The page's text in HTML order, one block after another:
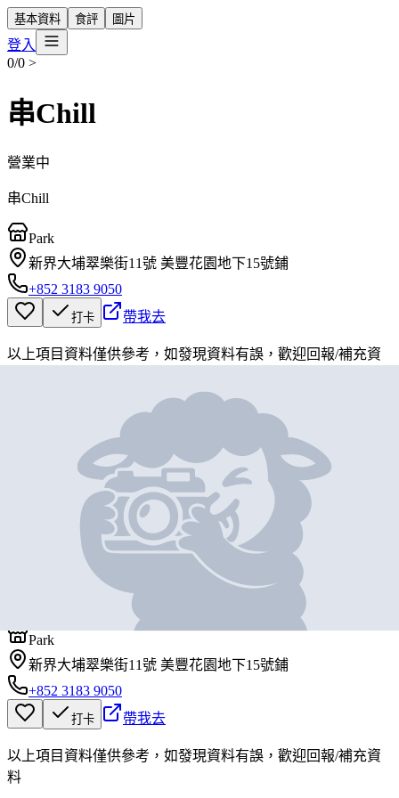
基本資料 食評 圖片
登入
0/0 >
串Chill
營業中
串Chill
Park
新界大埔翠樂街11號 美豐花園地下15號鋪
+852 3183 9050
打卡 帶我去
以上項目資料僅供參考，如發現資料有誤，歡迎回報/補充資
串Chill
Park
新界大埔翠樂街11號 美豐花園地下15號鋪
+852 3183 9050
打卡 帶我去
以上項目資料僅供參考，如發現資料有誤，歡迎回報/補充資
料